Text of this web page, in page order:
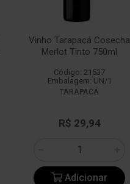
Vinho Tarapacá Cosecha
Merlot Tinto 750ml
Código: 21537
Embalagem: UN/1
TARAPACÁ
R$ 29,94
Adicionar